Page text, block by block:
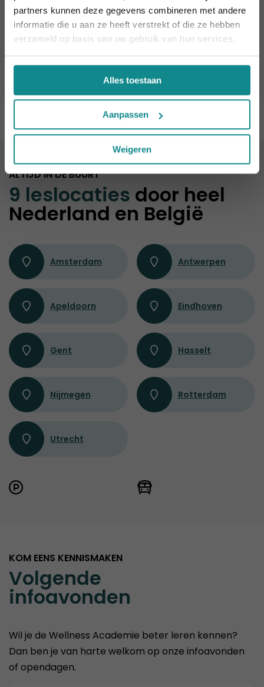
partners kunnen deze gegevens combineren met andere
informatie die u aan ze heeft verstrekt of die ze hebben
verzameld op basis van uw gebruik van hun services.
Alles toestaan
Aanpassen
Weigeren
Kapper/Kapster Masterclass
Duur
4 dagen
Prijs
€ 538
Meer informatie
ALTIJD IN DE BUURT
9 leslocaties door heel
Nederland en België
Amsterdam Antwerpen
Apeldoorn Eindhoven
Gent Hasselt
Nijmegen Rotterdam
Utrecht
KOM EENS KENNISMAKEN
Volgende
infoavonden
Wil je de Wellness Academie beter leren kennen?
Dan ben je van harte welkom op onze infoavonden
of opendagen.
Sluiten